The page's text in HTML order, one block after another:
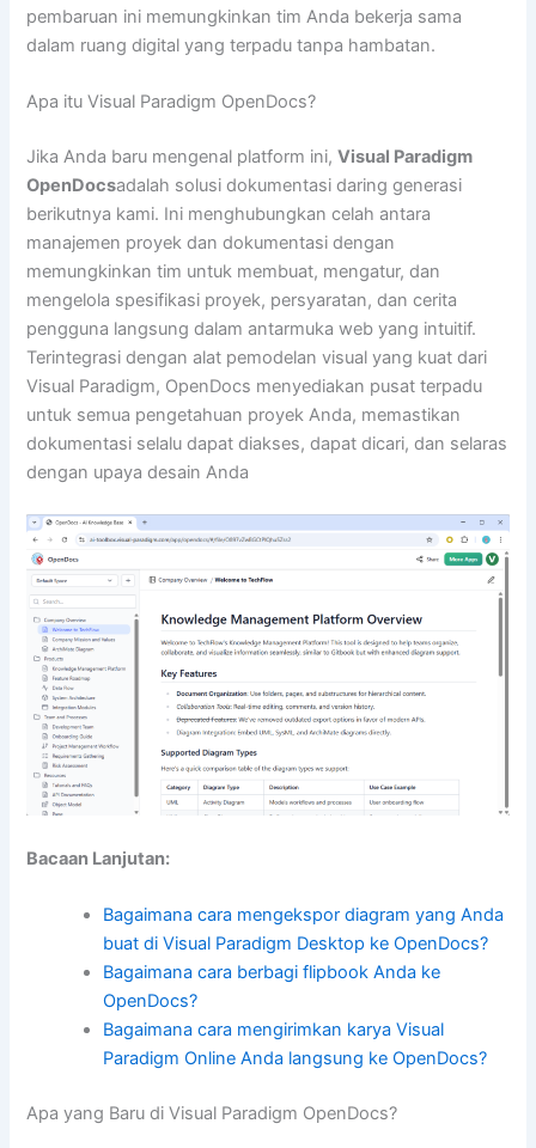
pembaruan ini memungkinkan tim Anda bekerja sama
dalam ruang digital yang terpadu tanpa hambatan.
Apa itu Visual Paradigm OpenDocs?
Jika Anda baru mengenal platform ini,Visual Paradigm
OpenDocsadalah solusi dokumentasi daring generasi
berikutnya kami. Ini menghubungkan celah antara
manajemen proyek dan dokumentasi dengan
memungkinkan tim untuk membuat, mengatur, dan
mengelola spesifikasi proyek, persyaratan, dan cerita
pengguna langsung dalam antarmuka web yang intuitif.
Terintegrasi dengan alat pemodelan visual yang kuat dari
Visual Paradigm, OpenDocs menyediakan pusat terpadu
untuk semua pengetahuan proyek Anda, memastikan
dokumentasi selalu dapat diakses, dapat dicari, dan selaras
dengan upaya desain Anda
Bacaan Lanjutan:
Bagaimana cara mengekspor diagram yang Anda
buat di Visual Paradigm Desktop ke OpenDocs?
Bagaimana cara berbagi flipbook Anda ke
OpenDocs?
Bagaimana cara mengirimkan karya Visual
Paradigm Online Anda langsung ke OpenDocs?
Apa yang Baru di Visual Paradigm OpenDocs?